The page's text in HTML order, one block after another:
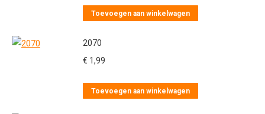
Toevoegen aan winkelwagen
2070
€ 1,99
Toevoegen aan winkelwagen